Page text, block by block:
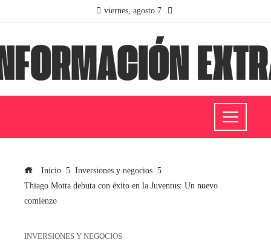
viernes, agosto 7
Inicio
Inversiones y negocios
Thiago Motta debuta con éxito en la Juventus: Un nuevo
comienzo
INVERSIONES Y NEGOCIOS